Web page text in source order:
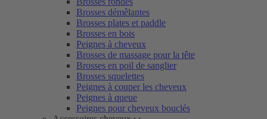
Brosses démêlantes
Brosses plates et paddle
Brosses en bois
Peignes à cheveux
Brosses de massage pour la tête
Brosses en poil de sanglier
Brosses squelettes
Peignes à couper les cheveux
Peignes à queue
Peignes pour cheveux bouclés